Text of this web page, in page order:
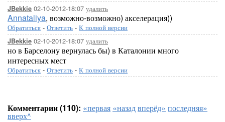
JBekkie 02-10-2012-18:07 удалить
Annataliya, возможно-возможно) акселерация))
Обратиться - Ответить - К полной версии
JBekkie 02-10-2012-18:07 удалить
но в Барселону вернулась бы) в Каталонии много
интересных мест
Обратиться - Ответить - К полной версии
Комментарии (110): «первая «назадвперёд» последняя»
вверх^